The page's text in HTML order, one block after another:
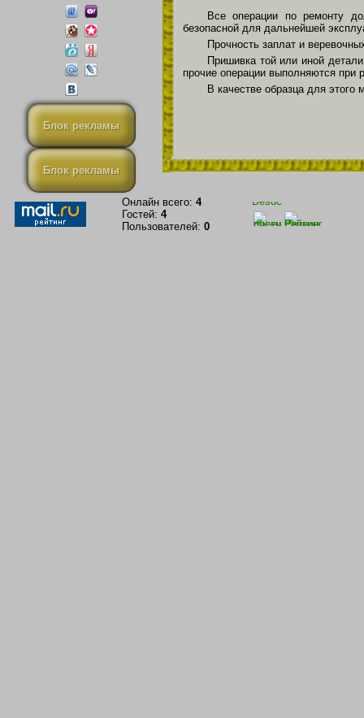
Блок рекламы
Блок рекламы
Все операции по ремонту
безопасной для дальнейшей
Прочность заплат и
Пришивка той или иной
прочие операции выполняются при
В качестве образца для
Онлайн всего: 4
Гостей: 4
Пользователей: 0